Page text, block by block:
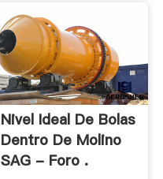
Nivel Ideal De Bolas
Dentro De Molino
SAG - Foro .